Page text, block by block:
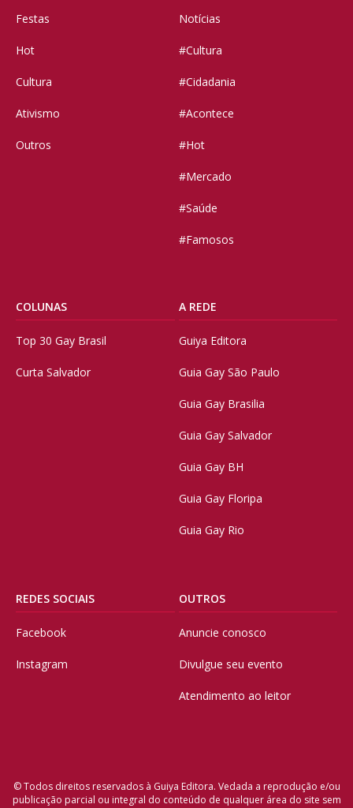
Festas
Hot
Cultura
Ativismo
Outros
Notícias
#Cultura
#Cidadania
#Acontece
#Hot
#Mercado
#Saúde
#Famosos
COLUNAS
Top 30 Gay Brasil
Curta Salvador
A REDE
Guiya Editora
Guia Gay São Paulo
Guia Gay Brasilia
Guia Gay Salvador
Guia Gay BH
Guia Gay Floripa
Guia Gay Rio
REDES SOCIAIS
Facebook
Instagram
OUTROS
Anuncie conosco
Divulgue seu evento
Atendimento ao leitor
© Todos direitos reservados à Guiya Editora. Vedada a reprodução e/ou
publicação parcial ou integral do conteúdo de qualquer área do site sem